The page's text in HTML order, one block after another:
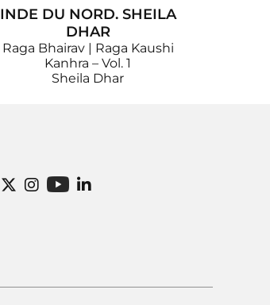
INDE DU NORD. SHEILA
DHAR
Raga Bhairav | Raga Kaushi
Kanhra – Vol. 1
Sheila Dhar